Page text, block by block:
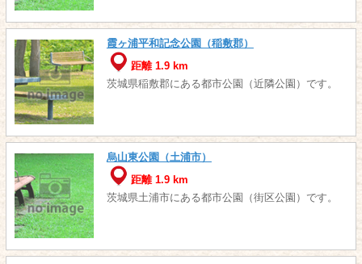
霞ヶ浦平和記念公園（稲敷郡）
距離 1.9 km
茨城県稲敷郡にある都市公園（近隣公園）です。
烏山東公園（土浦市）
距離 1.9 km
茨城県土浦市にある都市公園（街区公園）です。